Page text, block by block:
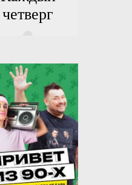
четверг